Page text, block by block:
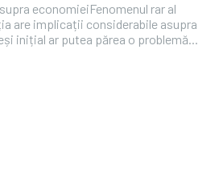
economieiFenomenul rar al
are implicații considerabile asupra
inițial ar putea părea o problemă...